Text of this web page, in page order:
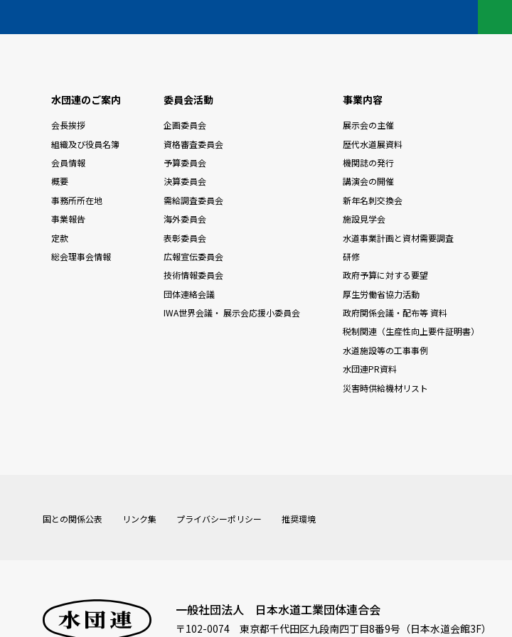
水団連のご案内
会長挨拶
組織及び役員名簿
会員情報
概要
事務所所在地
事業報告
定款
総会理事会情報
委員会活動
企画委員会
資格審査委員会
予算委員会
決算委員会
需給調査委員会
海外委員会
表彰委員会
広報宣伝委員会
技術情報委員会
団体連絡会議
IWA世界会議・ 展示会応援小委員会
事業内容
展示会の主催
歴代水道展資料
機関誌の発行
講演会の開催
新年名刺交換会
施設見学会
水道事業計画と資材需要調査
研修
政府予算に対する要望
厚生労働省協力活動
政府関係会議・配布等 資料
税制関連（生産性向上要件証明書）
水道施設等の工事事例
水団連PR資料
災害時供給機材リスト
国との関係公表 リンク集 プライバシーポリシー 推奨環境
一般社団法人 日本水道工業団体連合会
〒102-0074 東京都千代田区九段南四丁目8番9号（日本水道会館3F）